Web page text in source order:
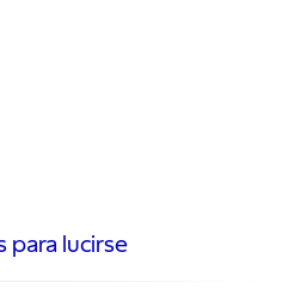
para lucirse